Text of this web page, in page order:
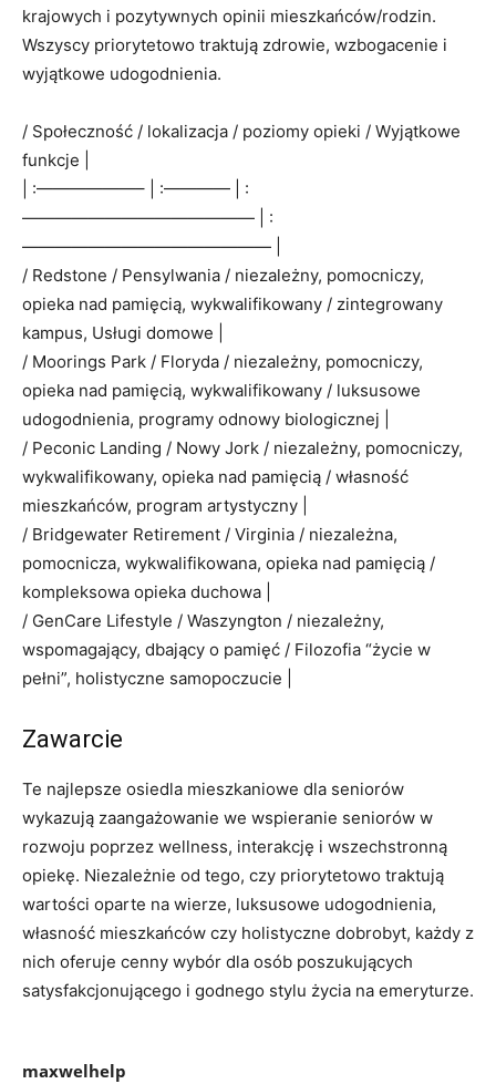
krajowych i pozytywnych opinii mieszkańców/rodzin.
Wszyscy priorytetowo traktują zdrowie, wzbogacenie i
wyjątkowe udogodnienia.
/ Społeczność / lokalizacja / poziomy opieki / Wyjątkowe
funkcje |
| :——————– | :———— | :
—————————————— | :
——————————————— |
/ Redstone / Pensylwania / niezależny, pomocniczy,
opieka nad pamięcią, wykwalifikowany / zintegrowany
kampus, Usługi domowe |
/ Moorings Park / Floryda / niezależny, pomocniczy,
opieka nad pamięcią, wykwalifikowany / luksusowe
udogodnienia, programy odnowy biologicznej |
/ Peconic Landing / Nowy Jork / niezależny, pomocniczy,
wykwalifikowany, opieka nad pamięcią / własność
mieszkańców, program artystyczny |
/ Bridgewater Retirement / Virginia / niezależna,
pomocnicza, wykwalifikowana, opieka nad pamięcią /
kompleksowa opieka duchowa |
/ GenCare Lifestyle / Waszyngton / niezależny,
wspomagający, dbający o pamięć / Filozofia “życie w
pełni”, holistyczne samopoczucie |
Zawarcie
Te najlepsze osiedla mieszkaniowe dla seniorów
wykazują zaangażowanie we wspieranie seniorów w
rozwoju poprzez wellness, interakcję i wszechstronną
opiekę. Niezależnie od tego, czy priorytetowo traktują
wartości oparte na wierze, luksusowe udogodnienia,
własność mieszkańców czy holistyczne dobrobyt, każdy z
nich oferuje cenny wybór dla osób poszukujących
satysfakcjonującego i godnego stylu życia na emeryturze.
maxwelhelp